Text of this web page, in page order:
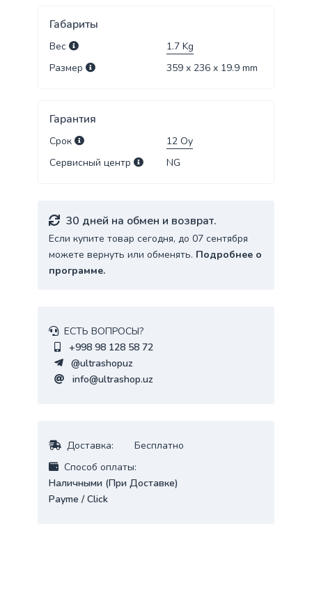
Габариты
Вес 1.7 Kg
Размер
359 x 236 x 19.9 mm
Гарантия
Срок 12 Oy
Сервисный центр
NG
30 дней на обмен и возврат.
Если купите товар сегодня, до 07 сентября
можете вернуть или обменять. Подробнее о
программе.
ЕСТЬ ВОПРОСЫ?
+998 98 128 58 72
@ultrashopuz
info@ultrashop.uz
Доставка:
Бесплатно
Cпособ оплаты:
Наличными (При Доставке)
Payme / Click